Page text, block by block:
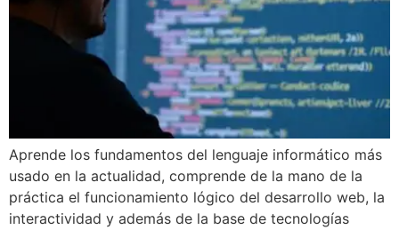
Aprende los fundamentos del lenguaje informático más
usado en la actualidad, comprende de la mano de la
práctica el funcionamiento lógico del desarrollo web, la
interactividad y además de la base de tecnologías